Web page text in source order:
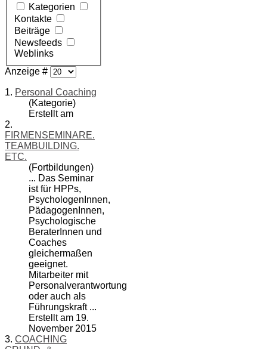
Kategorien
Kontakte
Beiträge
Newsfeeds
Weblinks
Anzeige #
1. Personal Coaching
(Kategorie)
Erstellt am
2.
FIRMENSEMINARE.
TEAMBUILDING.
ETC.
(Fortbildungen)
... Das Seminar
ist für HPPs,
PsychologenInnen,
PädagogenInnen,
Psychologische
BeraterInnen und
Coaches
gleichermaßen
geeignet.
Mitarbeiter mit
Personal verantwortung
oder auch als
Führungskraft ...
Erstellt am 19.
November 2015
3. COACHING